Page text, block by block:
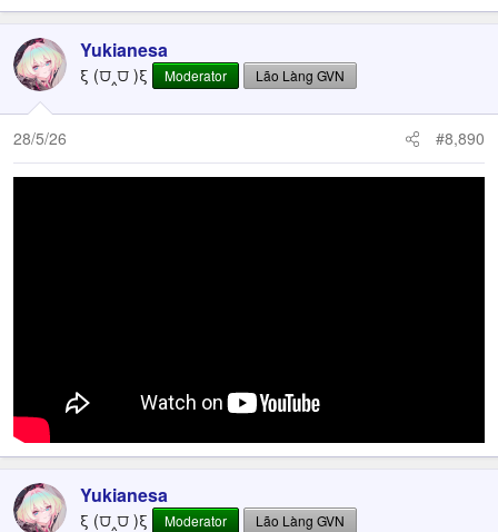
Yukianesa
ξ (⩌‸⩌ )ξ Moderator Lão Làng GVN
28/5/26 #8,890
Yukianesa
ξ (⩌‸⩌ )ξ Moderator Lão Làng GVN